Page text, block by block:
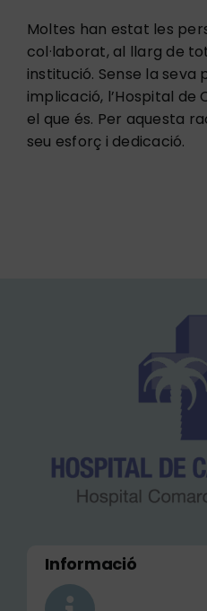
Moltes han estat les
col·laborat, al llarg de
institució. Sense la seva
implicació, l’Hospital de
el que és. Per aquesta
seu esforç i dedicació.
Informació